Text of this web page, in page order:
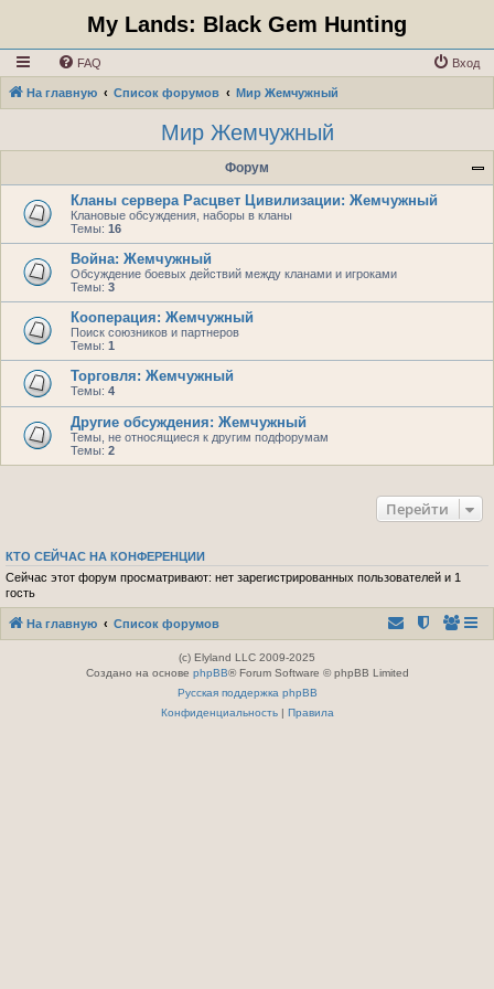
My Lands: Black Gem Hunting
FAQ Вход
На главную Список форумов Мир Жемчужный
Мир Жемчужный
Форум
Кланы сервера Расцвет Цивилизации: Жемчужный
Клановые обсуждения, наборы в кланы
Темы: 16
Война: Жемчужный
Обсуждение боевых действий между кланами и игроками
Темы: 3
Кооперация: Жемчужный
Поиск союзников и партнеров
Темы: 1
Торговля: Жемчужный
Темы: 4
Другие обсуждения: Жемчужный
Темы, не относящиеся к другим подфорумам
Темы: 2
Перейти
КТО СЕЙЧАС НА КОНФЕРЕНЦИИ
Сейчас этот форум просматривают: нет зарегистрированных пользователей и 1
гость
На главную Список форумов
(c) Elyland LLC 2009-2025
Создано на основе phpBB® Forum Software © phpBB Limited
Русская поддержка phpBB
Конфиденциальность| Правила